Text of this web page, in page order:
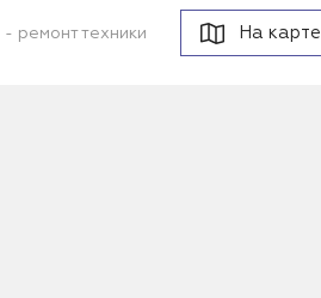
- ремонт техники На карте